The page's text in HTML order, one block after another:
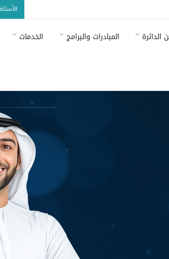
الدائرة المبادرات والبرامج الخدمات